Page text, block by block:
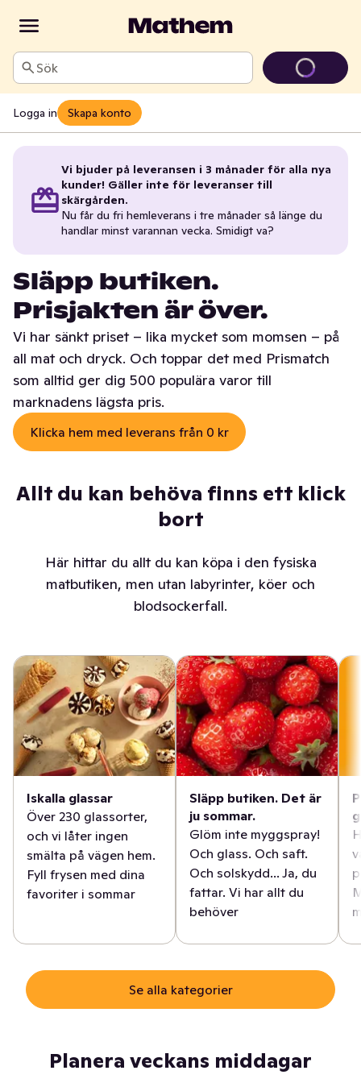
Sök
Logga in Skapa konto
Vi bjuder på leveransen i 3 månader för alla nya
kunder! Gäller inte för leveranser till
skärgården.
Nu får du fri hemleverans i tre månader så länge du
handlar minst varannan vecka. Smidigt va?
Släpp butiken.
Prisjakten är över.
Vi har sänkt priset – lika mycket som momsen – på
all mat och dryck. Och toppar det med Prismatch
som alltid ger dig 500 populära varor till
marknadens lägsta pris.
Klicka hem med leverans från 0 kr
Allt du kan behöva finns ett klick
bort
Här hittar du allt du kan köpa i den fysiska
matbutiken, men utan labyrinter, köer och
blodsockerfall.
Iskalla glassar
Över 230 glassorter,
och vi låter ingen
smälta på vägen hem.
Fyll frysen med dina
favoriter i sommar
Släpp butiken. Det är
ju sommar.
Glöm inte myggspray!
Och glass. Och saft.
Och solskydd... Ja, du
fattar. Vi har allt du
behöver
Se alla kategorier
Planera veckans middagar